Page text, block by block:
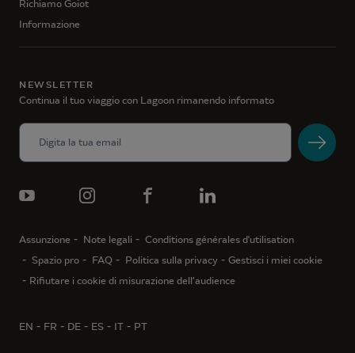
Richiamo Goiot
Informazione
NEWSLETTER
Continua il tuo viaggio con Lagoon rimanendo informato
Assunzione Note legali
Conditions générales d'utilisation
Spazio pro
FAQ Politica sulla privacy
Gestisci i miei cookie
Rifiutare i cookie di misurazione dell’audience
EN FR DE ES IT PT